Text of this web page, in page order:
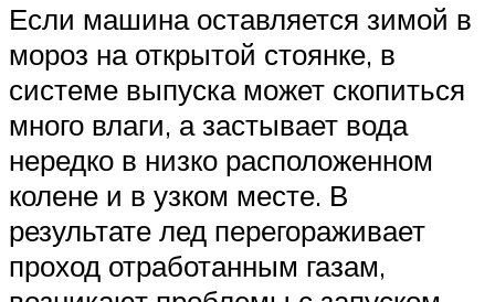
Если машина оставляется зимой в
мороз на открытой стоянке, в
системе выпуска может скопиться
много влаги, а застывает вода
нередко в низко расположенном
колене и в узком месте. В
результате лед перегораживает
проход отработанным газам,